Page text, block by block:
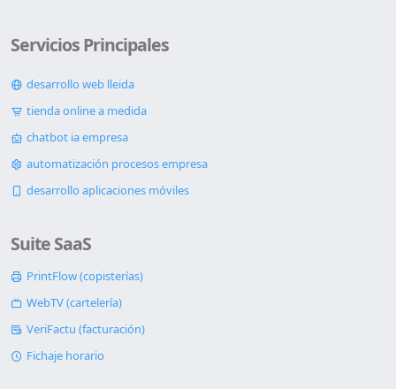
Servicios Principales
desarrollo web lleida
tienda online a medida
chatbot ia empresa
automatización procesos empresa
desarrollo aplicaciones móviles
Suite SaaS
PrintFlow (copisterías)
WebTV (cartelería)
VeriFactu (facturación)
Fichaje horario